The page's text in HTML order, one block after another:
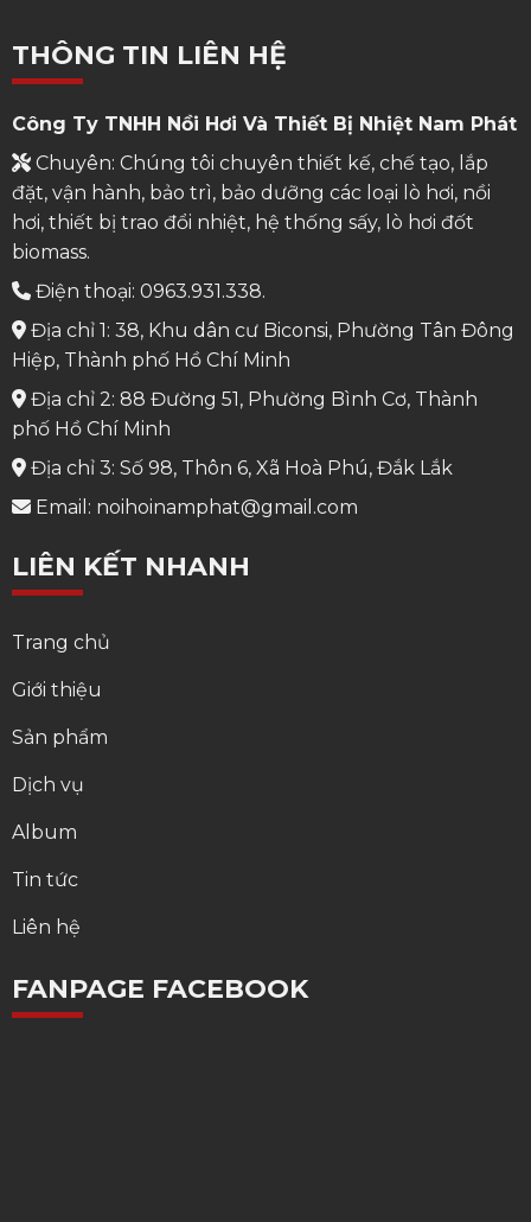
THÔNG TIN LIÊN HỆ
Công Ty TNHH Nồi Hơi Và Thiết Bị Nhiệt Nam Phát
Chuyên: Chúng tôi chuyên thiết kế, chế tạo, lắp
đặt, vận hành, bảo trì, bảo dưỡng các loại lò hơi, nồi
hơi, thiết bị trao đổi nhiệt, hệ thống sấy, lò hơi đốt
biomass.
Điện thoại: 0963.931.338.
Địa chỉ 1: 38, Khu dân cư Biconsi, Phường Tân Đông
Hiệp, Thành phố Hồ Chí Minh
Địa chỉ 2: 88 Đường 51, Phường Bình Cơ, Thành
phố Hồ Chí Minh
Địa chỉ 3: Số 98, Thôn 6, Xã Hoà Phú, Đắk Lắk
Email: noihoinamphat@gmail.com
LIÊN KẾT NHANH
Trang chủ
Giới thiệu
Sản phẩm
Dịch vụ
Album
Tin tức
Liên hệ
FANPAGE FACEBOOK